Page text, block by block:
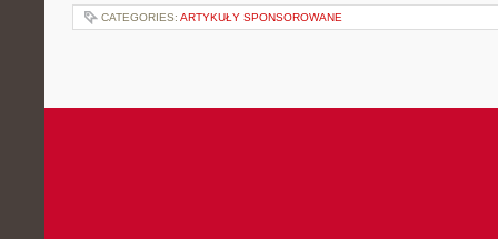
CATEGORIES: ARTYKUŁY SPONSOROWANE